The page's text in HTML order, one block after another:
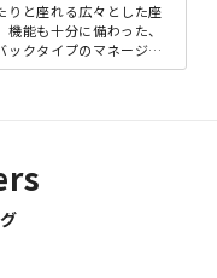
りと座れる広々とした座
機能も十分に備わった、
ックタイプのマネージメ
ェアです。背と座面後部